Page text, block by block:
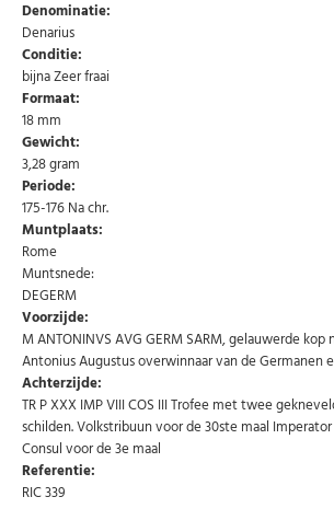
email
U kunt zich op elk moment weer afmelden via de
Uw gegevens worden niet gedeeld met
Denominatie:
Denarius
Conditie:
bijna Zeer fraai
Formaat:
18 mm
Gewicht:
3,28 gram
Periode:
175-176 Na chr.
Muntplaats:
Rome
Muntsnede:
DEGERM
Voorzijde:
M ANTONINVS AVG GERM SARM, gelauwerde kop
Antonius Augustus overwinnaar van de Germanen
Achterzijde:
TR P XXX IMP VIII COS III Trofee met twee
schilden. Volkstribuun voor de 30ste maal
Consul voor de 3e maal
Referentie:
RIC 339